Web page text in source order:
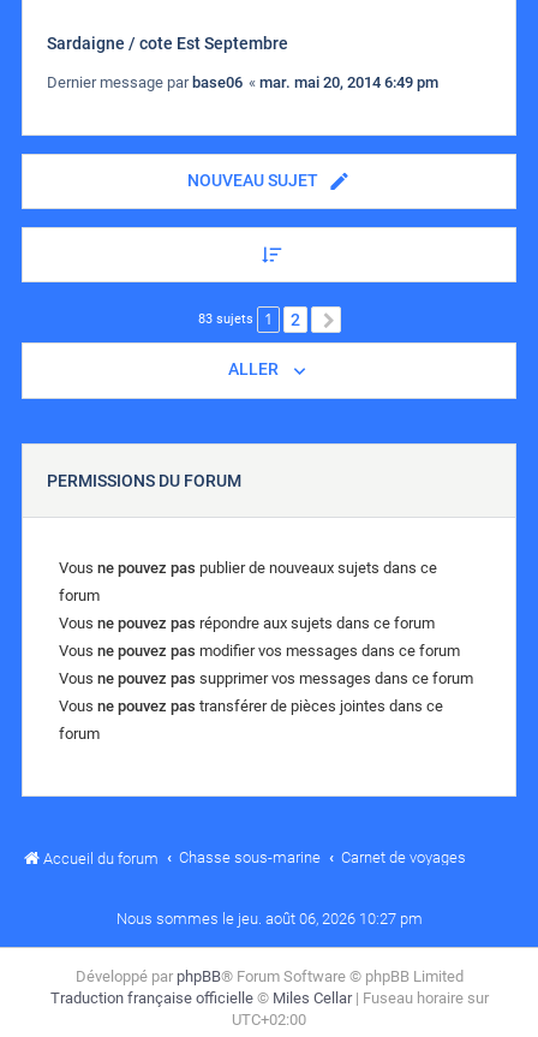
Sardaigne / cote Est Septembre
Dernier message parbase06 « mar. mai 20, 2014 6:49 pm
NOUVEAU SUJET
83 sujets 1 2
ALLER
PERMISSIONS DU FORUM
Vous ne pouvez pas publier de nouveaux sujets dans ce
forum
Vous ne pouvez pas répondre aux sujets dans ce forum
Vous ne pouvez pas modifier vos messages dans ce forum
Vous ne pouvez pas supprimer vos messages dans ce forum
Vous ne pouvez pas transférer de pièces jointes dans ce
forum
Accueil du forum Chasse sous-marine Carnet de voyages
Nous sommes le jeu. août 06, 2026 10:27 pm
Développé par phpBB® Forum Software © phpBB Limited
Traduction française officielle© Miles Cellar | Fuseau horaire sur
UTC+02:00